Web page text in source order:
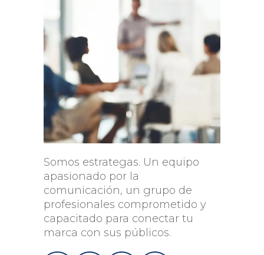
Somos estrategas. Un equipo
apasionado por la
comunicación, un grupo de
profesionales comprometido y
capacitado para conectar tu
marca con sus públicos.